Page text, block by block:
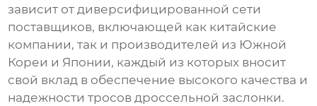
зависит от диверсифицированной сети
поставщиков, включающей как китайские
компании, так и производителей из Южной
Кореи и Японии, каждый из которых вносит
свой вклад в обеспечение высокого качества и
надежности тросов дроссельной заслонки.